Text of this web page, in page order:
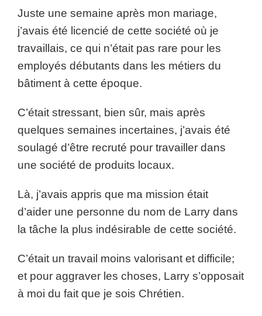
Juste une semaine après mon mariage,
j’avais été licencié de cette société où je
travaillais, ce qui n’était pas rare pour les
employés débutants dans les métiers du
bâtiment à cette époque.
C’était stressant, bien sûr, mais après
quelques semaines incertaines, j’avais été
soulagé d’être recruté pour travailler dans
une société de produits locaux.
Là, j’avais appris que ma mission était
d’aider une personne du nom de Larry dans
la tâche la plus indésirable de cette société.
C’était un travail moins valorisant et difficile;
et pour aggraver les choses, Larry s’opposait
à moi du fait que je sois Chrétien.